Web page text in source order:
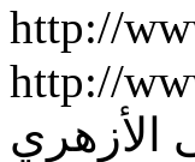
http://
http://